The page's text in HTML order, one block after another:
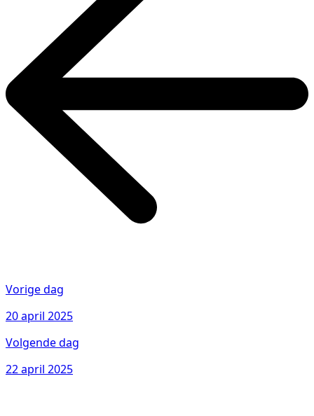
Vorige dag
20 april 2025
Volgende dag
22 april 2025